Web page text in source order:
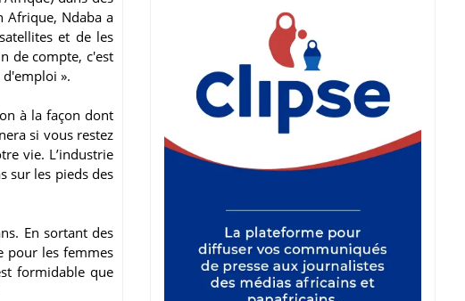
Afrique, Ndaba a
et de les
de compte, c'est
».
à la façon dont
si vous restez
vie. L’industrie
sur les pieds des
En sortant des
pour les femmes
formidable que